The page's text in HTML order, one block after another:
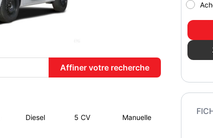
Diesel 5 CV Manuelle